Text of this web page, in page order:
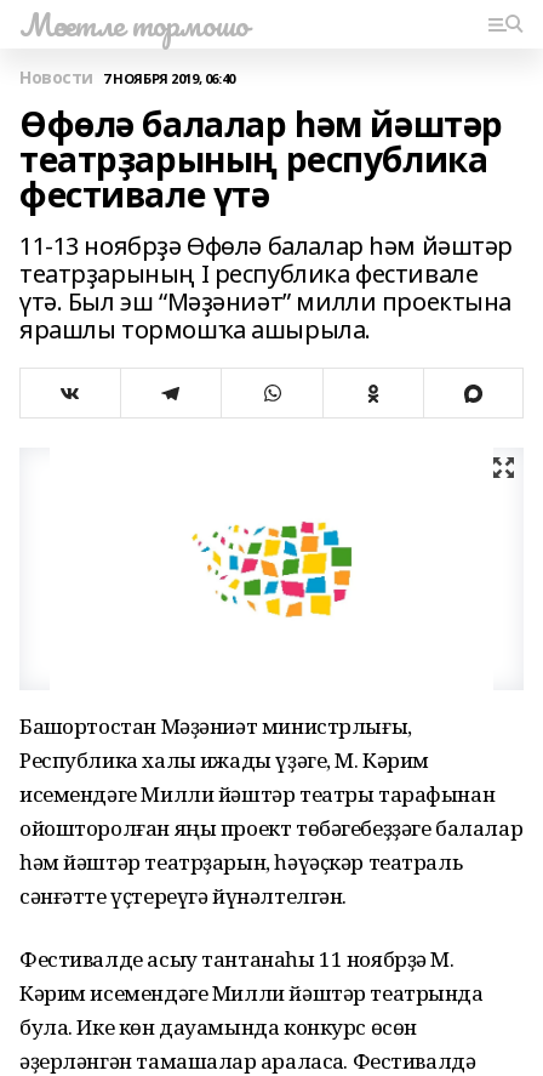
Мәсетле тормошо
Новости 7 НОЯБРЯ 2019, 06:40
Өфөлә балалар һәм йәштәр
театрҙарының республика
фестивале үтә
11-13 ноябрҙә Өфөлә балалар һәм йәштәр
театрҙарының I республика фестивале
үтә. Был эш “Мәҙәниәт” милли проектына
ярашлы тормошҡа ашырыла.
Башҡортостан Мәҙәниәт министрлығы,
Республика халыҡ ижады үҙәге, М. Кәрим
исемендәге Милли йәштәр театры тарафынан
ойошторолған яңы проект төбәгебеҙҙәге балалар
һәм йәштәр театрҙарын, һәүәҫкәр театраль
сәнғәтте үҫтереүгә йүнәлтелгән.
Фестивалде асыу тантанаһы 11 ноябрҙә М.
Кәрим исемендәге Милли йәштәр театрында
була. Ике көн дауамында конкурс өсөн
әҙерләнгән тамашалар ҡараласаҡ. Фестивалдә